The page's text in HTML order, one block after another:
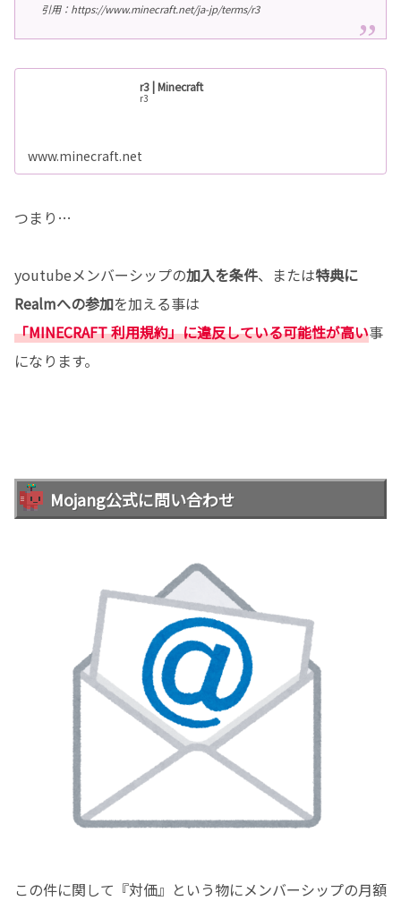
引用：https://www.minecraft.net/ja-jp/terms/r3
r3 | Minecraft
r3
www.minecraft.net
つまり…
youtubeメンバーシップの加入を条件、または特典に
Realmへの参加を加える事は
「MINECRAFT 利用規約」に違反している可能性が高い事
になります。
Mojang公式に問い合わせ
この件に関して『対価』という物にメンバーシップの月額